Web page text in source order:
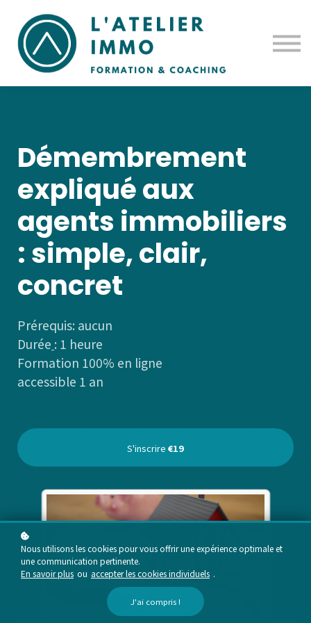
Prise en charge
Contact
Se connecter
Démembrement
expliqué aux
agents immobiliers
: simple, clair,
concret
Prérequis: aucun
Durée : 1 heure
Formation 100% en ligne
accessible 1 an
S'inscrire €19
Nous utilisons les cookies pour vous offrir une expérience optimale et
une communication pertinente.
En savoir plus ou accepter les cookies individuels .
J'ai compris !